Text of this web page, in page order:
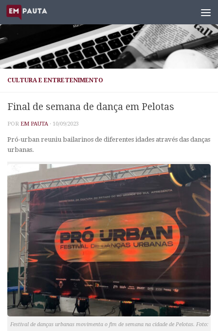
Skip to content
CULTURA E ENTRETENIMENTO
Final de semana de dança em Pelotas
POR EM PAUTA · 10/09/2023
Pró-urban reuniu bailarinos de diferentes idades através das danças
urbanas.
Festival de danças urbanas movimenta o fim de semana na cidade de Pelotas. Foto: